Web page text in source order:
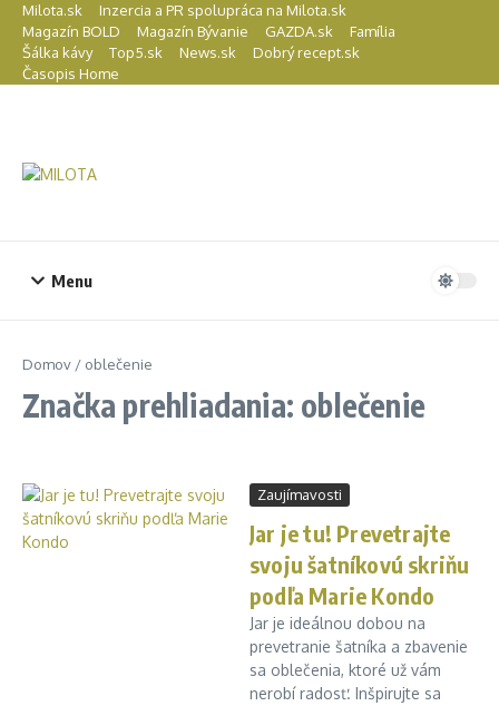
Preskočiť na obsah
Milota.sk
Inzercia a PR spolupráca na Milota.sk
Magazín BOLD
Magazín Bývanie GAZDA.sk
Família
Šálka kávy
Top5.sk News.sk
Dobrý recept.sk
Časopis Home
Menu
Domov / oblečenie
Značka prehliadania: oblečenie
Zaujímavosti
Jar je tu! Prevetrajte
svoju šatníkovú skriňu
podľa Marie Kondo
Jar je ideálnou dobou na
prevetranie šatníka a zbavenie
sa oblečenia, ktoré už vám
nerobí radosť. Inšpirujte sa